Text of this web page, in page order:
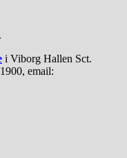
i Viborg Hallen Sct.
email: